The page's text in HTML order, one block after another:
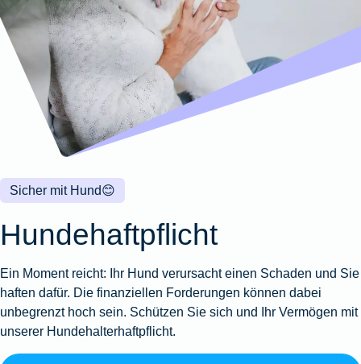
Wohnungsschutzbrief
Zur
Produktübersicht
Gewässerschadenhaftpflicht
Zur
Produktübersicht
Zur
Produktübersicht
Reisehaftpflichtversicherung
Reiserücktrittsversicherung
Zur
Produktübersicht
Zur
Produktübersicht
Zur
Produktübersicht
Zur
Produktübersicht
Montageversicherung
Zur
Produktübersicht
Gruppenunfall für
Betriebe
Gruppenunfall für
Vereine
Produktübersicht
Kunstversicherung
Ausstellungsversicherung
Valorenversicherung
Oldtimersammlungsversicherung
Zur
😊
Sicher mit Hund
Hundehaftpflicht
Ein Moment reicht: Ihr Hund verursacht einen Schaden und Sie
haften dafür. Die finanziellen Forderungen können dabei
unbegrenzt hoch sein. Schützen Sie sich und Ihr Vermögen mit
unserer Hundehalterhaftpflicht.